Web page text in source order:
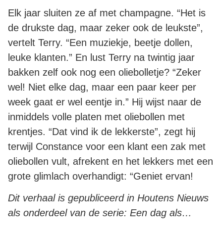
Elk jaar sluiten ze af met champagne. “Het is
de drukste dag, maar zeker ook de leukste”,
vertelt Terry. “Een muziekje, beetje dollen,
leuke klanten.” En lust Terry na twintig jaar
bakken zelf ook nog een oliebolletje? “Zeker
wel! Niet elke dag, maar een paar keer per
week gaat er wel eentje in.” Hij wijst naar de
inmiddels volle platen met oliebollen met
krentjes. “Dat vind ik de lekkerste”, zegt hij
terwijl Constance voor een klant een zak met
oliebollen vult, afrekent en het lekkers met een
grote glimlach overhandigt: “Geniet ervan!
Dit verhaal is gepubliceerd in Houtens Nieuws
als onderdeel van de serie: Een dag als…